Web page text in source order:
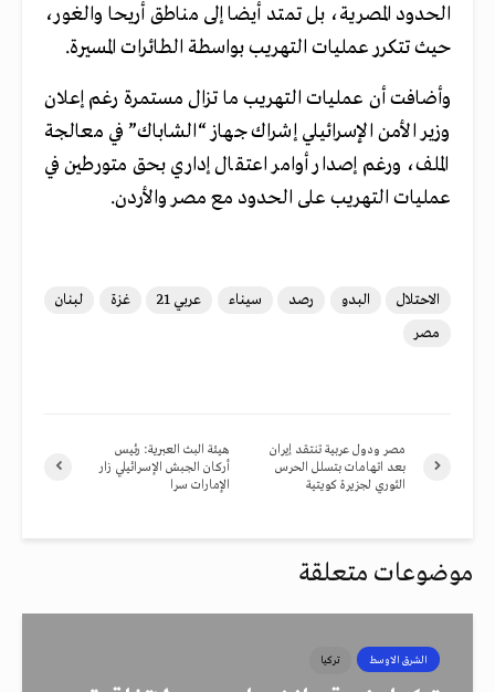
الحدود المصرية، بل تمتد أيضا إلى مناطق أريحا والغور،
حيث تتكرر عمليات التهريب بواسطة الطائرات المسيرة.
وأضافت أن عمليات التهريب ما تزال مستمرة رغم إعلان
وزير الأمن الإسرائيلي إشراك جهاز “الشاباك” في معالجة
الملف، ورغم إصدار أوامر اعتقال إداري بحق متورطين في
عمليات التهريب على الحدود مع مصر والأردن.
الاحتلال البدو رصد سيناء عربي 21 غزة
لبنان
مصر
هيئة البث العبرية: رئيس
أركان الجبش الإسرائيلي زار
الإمارات سرا
مصر ودول عربية تنتقد إيران
بعد اتهامات بتسلل الحرس
الثوري لجزيرة كويتية
موضوعات متعلقة
الشرق الاوسط تركيا